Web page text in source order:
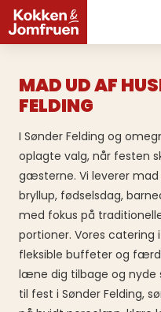
MAD UD AF
FELDING
I Sønder Felding og
oplagte valg, når festen
gæsterne. Vi leverer mad
bryllup, fødselsdag,
med fokus på
portioner. Vores catering
fleksible buffeter og
læne dig tilbage og nyde
til fest i Sønder Felding,